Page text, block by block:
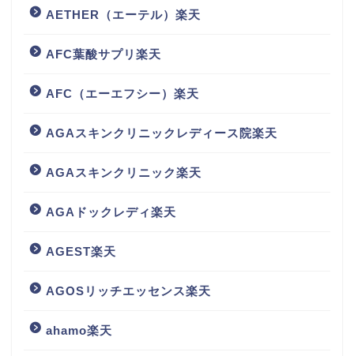
AETHER（エーテル）楽天
AFC葉酸サプリ楽天
AFC（エーエフシー）楽天
AGAスキンクリニックレディース院楽天
AGAスキンクリニック楽天
AGAドックレディ楽天
AGEST楽天
AGOSリッチエッセンス楽天
ahamo楽天